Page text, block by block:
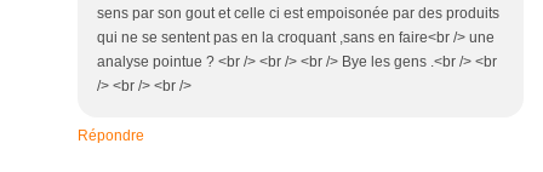
sens par son gout et celle ci est empoisonée par des produits
qui ne se sentent pas en la croquant ,sans en faire<br /> une
analyse pointue ? <br /> <br /> <br /> Bye les gens .<br /> <br
/> <br /> <br />
Répondre